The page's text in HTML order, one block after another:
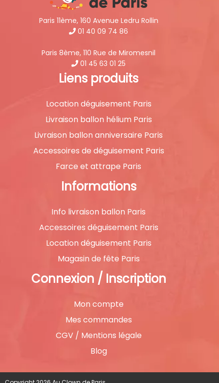
Paris 11ème, 160 Avenue Ledru Rollin
01 40 09 74 86
Paris 8ème, 110 Rue de Miromesnil
01 45 63 01 25
Liens produits
Location déguisement Paris
Livraison ballon hélium Paris
Livraison ballon anniversaire Paris
Accessoires de déguisement Paris
Farce et attrape Paris
Informations
Info livraison ballon Paris
Accessoires déguisement Paris
Location déguisement Paris
Magasin de fête Paris
Connexion / Inscription
Mon compte
Mes commandes
CGV / Mentions légale
Blog